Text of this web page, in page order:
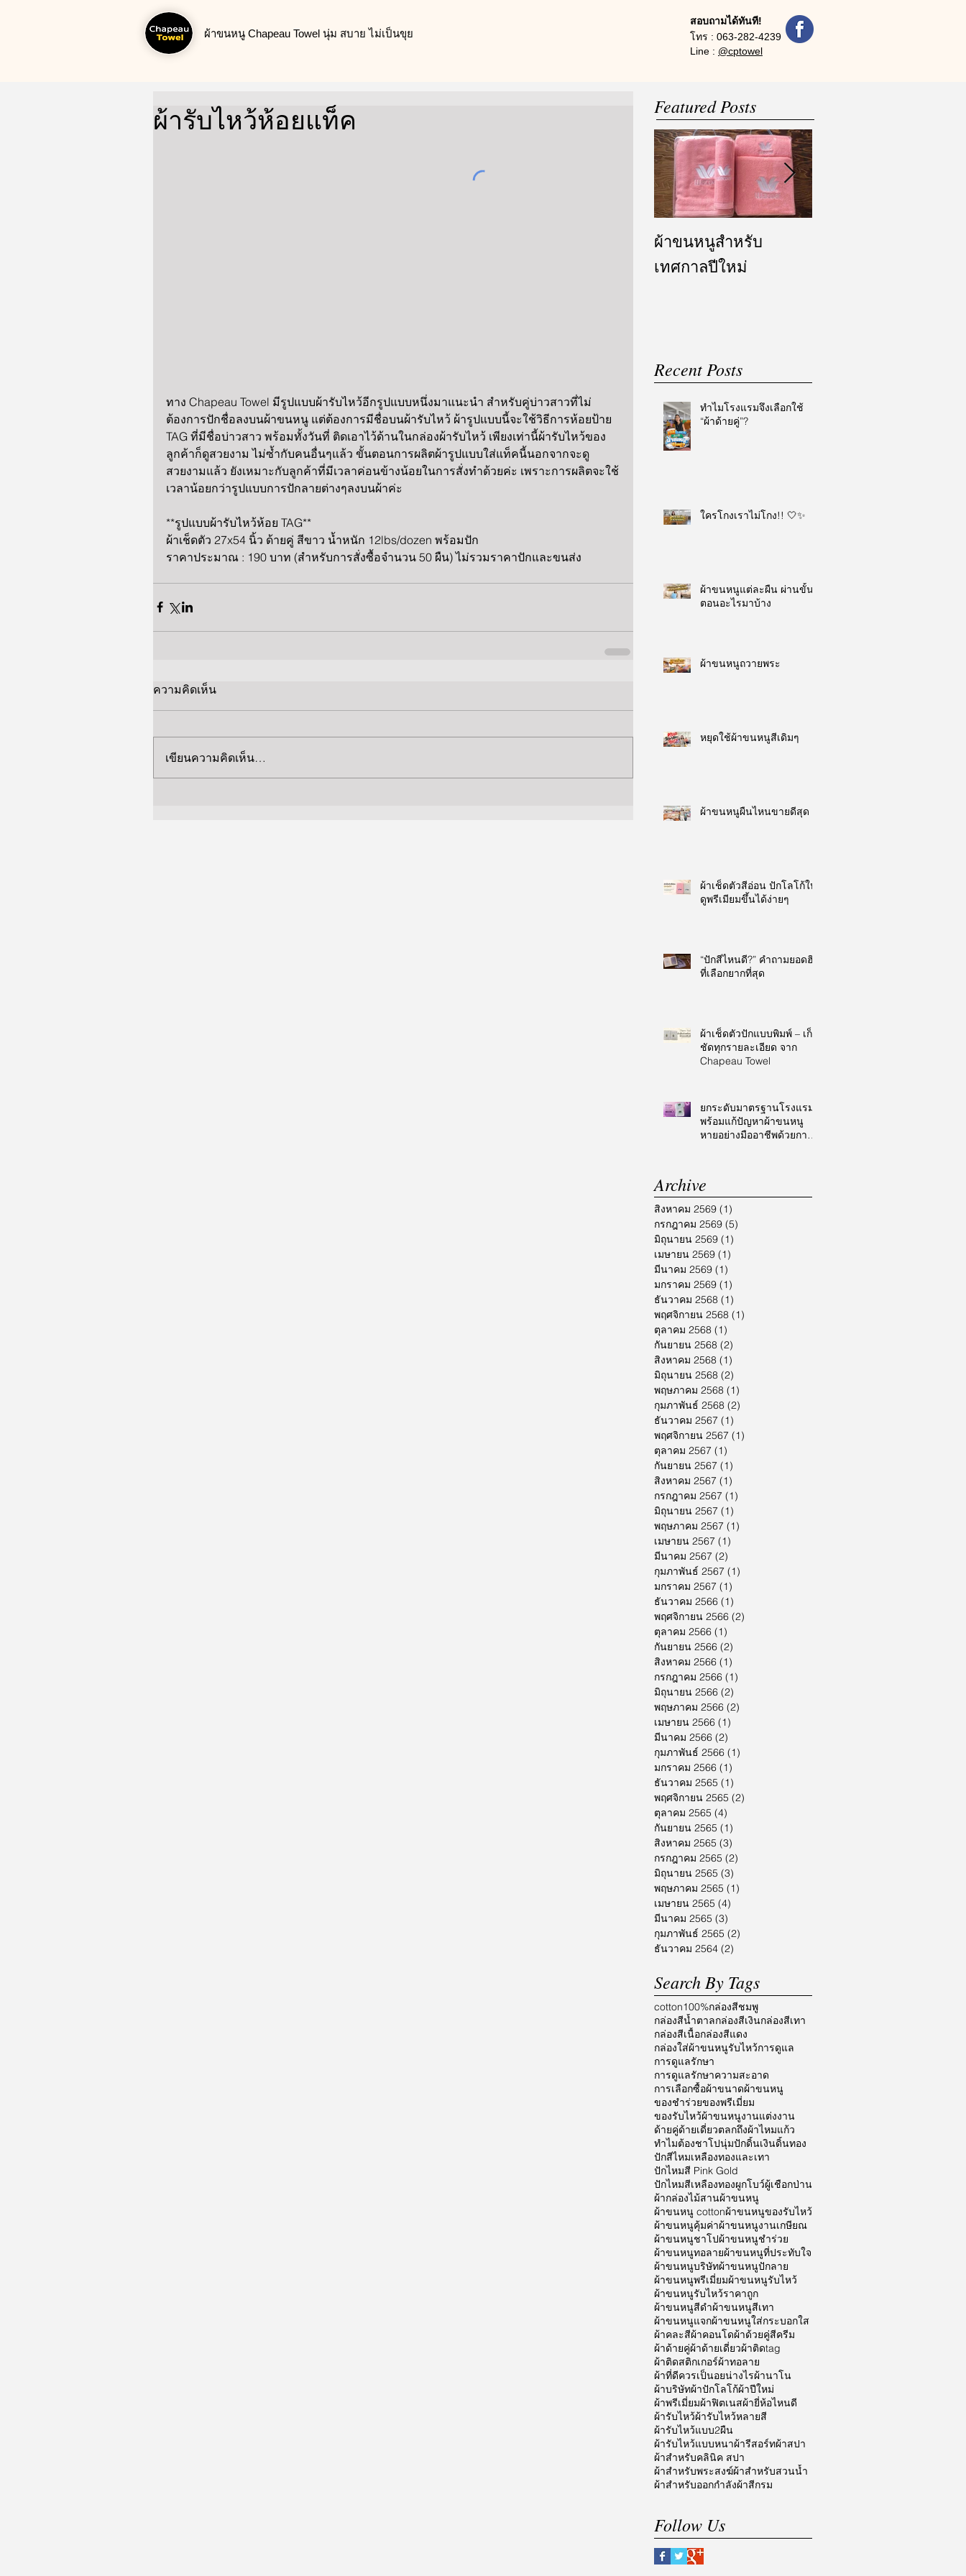
ผ้าขนหนู Chapeau Towel นุ่ม สบาย ไม่เป็นขุย
สอบถามได้ทันที!
โทร : 063-282-4239
Line : @cptowel
ผ้ารับไหว้ห้อยแท็ค
ทาง Chapeau Towel มีรูปแบบผ้ารับไหว้อีกรูปแบบหนึ่งมาแนะนำ สำหรับคู่บ่าวสาวที่ไม่
ต้องการปักชื่อลงบนผ้าขนหนู แต่ต้องการมีชื่อบนผ้ารับไหว้ ผ้ารูปแบบนี้จะใช้วิธีการห้อยป้าย
TAG ที่มีชื่อบ่าวสาว พร้อมทั้งวันที่ ติดเอาไว้ด้านในกล่องผ้ารับไหว้ เพียงเท่านี้ผ้ารับไหว้ของ
ลูกค้าก็ดูสวยงาม ไม่ซ้ำกับคนอื่นๆแล้ว ขั้นตอนการผลิตผ้ารูปแบบใส่แท็คนี้นอกจากจะดู
สวยงามแล้ว ยังเหมาะกับลูกค้าที่มีเวลาค่อนข้างน้อยในการสั่งทำด้วยค่ะ เพราะการผลิตจะใช้
เวลาน้อยกว่ารูปแบบการปักลายต่างๆลงบนผ้าค่ะ
**รูปแบบผ้ารับไหว้ห้อย TAG**
ผ้าเช็ดตัว 27x54 นิ้ว ด้ายคู่ สีขาว น้ำหนัก 12lbs/dozen พร้อมปัก
ราคาประมาณ : 190 บาท (สำหรับการสั่งซื้อจำนวน 50 ผืน) ไม่รวมราคาปักและขนส่ง
ความคิดเห็น
เขียนความคิดเห็น…
Featured Posts
ผ้าขนหนูสำหรับ
เทศกาลปีใหม่
Recent Posts
ทำไมโรงแรมจึงเลือกใช้
“ผ้าด้ายคู่”?
ใครโกงเราไม่โกง!! 🤍✨
ผ้าขนหนูแต่ละผืน ผ่านขั้น
ตอนอะไรมาบ้าง
ผ้าขนหนูถวายพระ
หยุดใช้ผ้าขนหนูสีเดิมๆ
ผ้าขนหนูผืนไหนขายดีสุด
ผ้าเช็ดตัวสีอ่อน ปักโลโก้ให้
ดูพรีเมียมขึ้นได้ง่ายๆ
“ปักสีไหนดี?” คำถามยอดฮิต
ที่เลือกยากที่สุด
ผ้าเช็ดตัวปักแบบพิมพ์ – เก็บ
ชัดทุกรายละเอียด จาก
Chapeau Towel
ยกระดับมาตรฐานโรงแรม
พร้อมแก้ปัญหาผ้าขนหนู
หายอย่างมืออาชีพด้วยการ
Archive
สิงหาคม 2569 (1)
กรกฎาคม 2569 (5)
มิถุนายน 2569 (1)
เมษายน 2569 (1)
มีนาคม 2569 (1)
มกราคม 2569 (1)
ธันวาคม 2568 (1)
พฤศจิกายน 2568 (1)
ตุลาคม 2568 (1)
กันยายน 2568 (2)
สิงหาคม 2568 (1)
มิถุนายน 2568 (2)
พฤษภาคม 2568 (1)
กุมภาพันธ์ 2568 (2)
ธันวาคม 2567 (1)
พฤศจิกายน 2567 (1)
ตุลาคม 2567 (1)
กันยายน 2567 (1)
สิงหาคม 2567 (1)
กรกฎาคม 2567 (1)
มิถุนายน 2567 (1)
พฤษภาคม 2567 (1)
เมษายน 2567 (1)
มีนาคม 2567 (2)
กุมภาพันธ์ 2567 (1)
มกราคม 2567 (1)
ธันวาคม 2566 (1)
พฤศจิกายน 2566 (2)
ตุลาคม 2566 (1)
กันยายน 2566 (2)
สิงหาคม 2566 (1)
กรกฎาคม 2566 (1)
มิถุนายน 2566 (2)
พฤษภาคม 2566 (2)
เมษายน 2566 (1)
มีนาคม 2566 (2)
กุมภาพันธ์ 2566 (1)
มกราคม 2566 (1)
ธันวาคม 2565 (1)
พฤศจิกายน 2565 (2)
ตุลาคม 2565 (4)
กันยายน 2565 (1)
สิงหาคม 2565 (3)
กรกฎาคม 2565 (2)
มิถุนายน 2565 (3)
พฤษภาคม 2565 (1)
เมษายน 2565 (4)
มีนาคม 2565 (3)
กุมภาพันธ์ 2565 (2)
ธันวาคม 2564 (2)
Search By Tags
cotton100%กล่องสีชมพู
กล่องสีน้ำตาลกล่องสีเงินกล่องสีเทา
กล่องสีเนื้อกล่องสีแดง
กล่องใส่ผ้าขนหนูรับไหว้การดูแล
การดูแลรักษา
การดูแลรักษาความสะอาด
การเลือกซื้อผ้าขนาดผ้าขนหนู
ของชำร่วยของพรีเมี่ยม
ของรับไหว้ผ้าขนหนูงานแต่งงาน
ด้ายคู่ด้ายเดี่ยวตลกถึงผ้าไหมแก้ว
ทำไมต้องชาโปนุ่มปักดิ้นเงินดิ้นทอง
ปักสีไหมเหลืองทองและเทา
ปักไหมสี Pink Gold
ปักไหมสีเหลืองทองผูกโบว์ผู้เชือกป่าน
ผ้ากล่องไม้สานผ้าขนหนู
ผ้าขนหนู cottonผ้าขนหนูของรับไหว้
ผ้าขนหนูคุ้มค่าผ้าขนหนูงานเกษียณ
ผ้าขนหนูชาโปผ้าขนหนูชำร่วย
ผ้าขนหนูทอลายผ้าขนหนูที่ประทับใจ
ผ้าขนหนูบริษัทผ้าขนหนูปักลาย
ผ้าขนหนูพรีเมี่ยมผ้าขนหนูรับไหว้
ผ้าขนหนูรับไหว้ราคาถูก
ผ้าขนหนูสีดำผ้าขนหนูสีเทา
ผ้าขนหนูแจกผ้าขนหนูใส่กระบอกใส
ผ้าคละสีผ้าคอนโดผ้าด้วยคู่สีครีม
ผ้าด้ายคู่ผ้าด้ายเดี่ยวผ้าติดtag
ผ้าติดสติกเกอร์ผ้าทอลาย
ผ้าที่ดีควรเป็นอยน่างไรผ้านาโน
ผ้าบริษัทผ้าปักโลโก้ผ้าปีใหม่
ผ้าพรีเมี่ยมผ้าฟิตเนสผ้ายี่ห้อไหนดี
ผ้ารับไหว้ผ้ารับไหว้หลายสี
ผ้ารับไหว้แบบ2ผืน
ผ้ารับไหว้แบบหนาผ้ารีสอร์ทผ้าสปา
ผ้าสำหรับคลินิค สปา
ผ้าสำหรับพระสงฆ์ผ้าสำหรับสวนน้ำ
ผ้าสำหรับออกกำลังผ้าสีกรม
Follow Us